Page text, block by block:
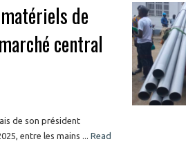
de
central
de son président
entre les mains ... Read